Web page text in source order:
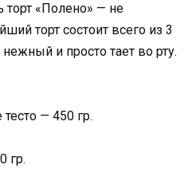
торт «Полено» — не
торт состоит всего из 3
и просто тает во рту.
— 450 гр.
гр.